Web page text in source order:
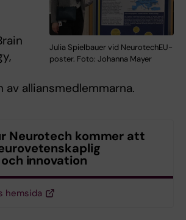
Julia Spielbauer vid NeurotechEU-
poster. Foto: Johanna Mayer
av alliansmedlemmarna.
Neurotech kommer att
innovation
hemsida